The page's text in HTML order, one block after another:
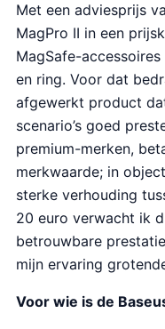
Met een adviesprijs
MagPro II in een
MagSafe-
en ring. Voor dat
afgewerkt product
scenario’s goed
premium-merken,
merkwaarde; in
sterke verhouding
20 euro verwacht ik
betrouwbare
mijn ervaring
Voor wie is de